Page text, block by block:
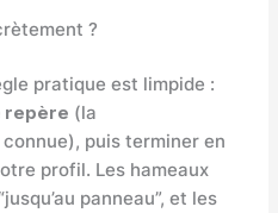
?
pratique est limpide :
repère (la
puis terminer en
profil. Les hameaux
panneau”, et les